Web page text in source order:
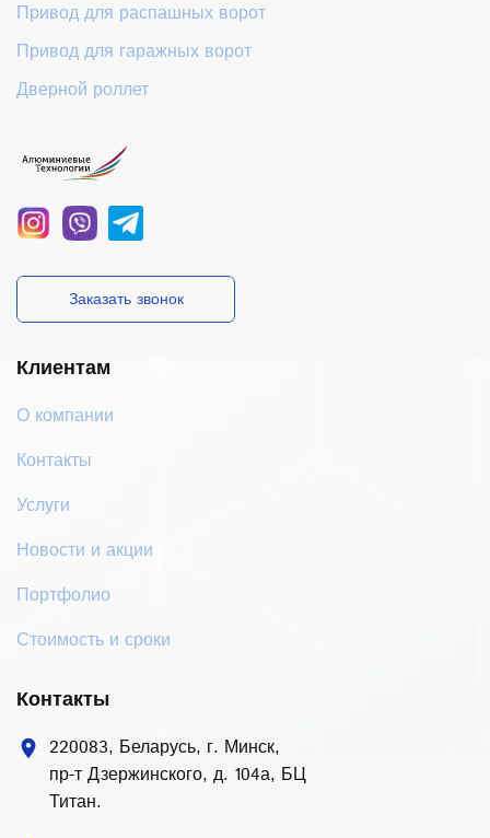
Привод для распашных ворот
Привод для гаражных ворот
Дверной роллет
Заказать звонок
Клиентам
О компании
Контакты
Услуги
Новости и акции
Портфолио
Стоимость и сроки
Контакты
location_on 220083, Беларусь, г. Минск,
пр-т Дзержинского, д. 104а, БЦ
Титан.